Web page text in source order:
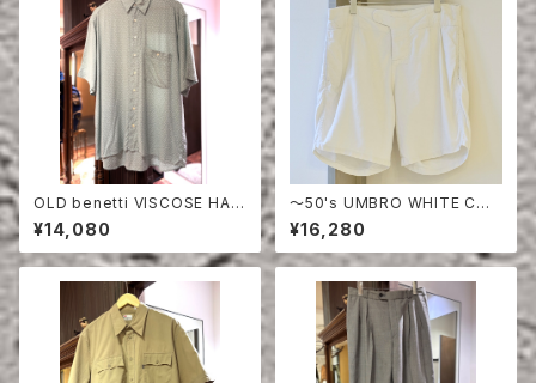
OLD benetti VISCOSE HAL
F SLEEVE SHIRT
¥14,080
〜50's UMBRO WHITE COT
TON SHORTS
¥16,280